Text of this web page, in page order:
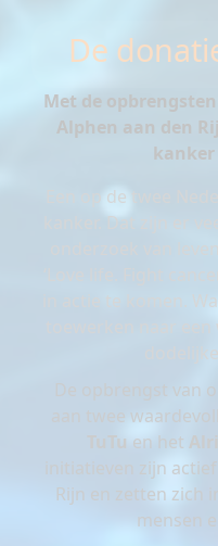
De
Met de
Alphen aan den
Een op de twee
kanker. Dat zijn er
onderzoek van
‘Love life. Fight
in actie te komen.
toewerken naar
De opbrengst van
aan twee
TuTu en het
initiatieven zijn
Rijn en zetten zich
mensen